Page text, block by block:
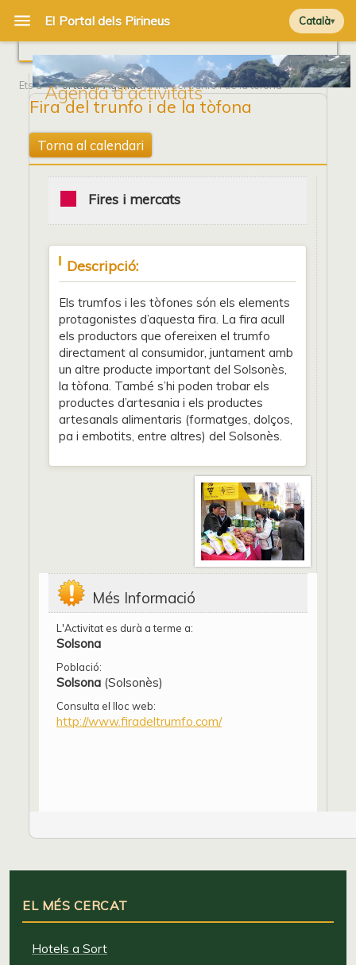
Català
Agenda d'activitats
Ets a Portada/Agenda/ Fira del trunfo i de la tòfona
Fira del trunfo i de la tòfona
Torna al calendari
Fires i mercats
Descripció:
Els trumfos i les tòfones són els elements
protagonistes d’aquesta fira. La fira acull
els productors que ofereixen el trumfo
directament al consumidor, juntament amb
un altre producte important del Solsonès,
la tòfona. També s’hi poden trobar els
productes d’artesania i els productes
artesanals alimentaris (formatges, dolços,
pa i embotits, entre altres) del Solsonès.
Més Informació
L'Activitat es durà a terme a:
Solsona
Població:
Solsona (Solsonès)
Consulta el lloc web:
http://www.firadeltrumfo.com/
EL MÉS CERCAT
Hotels a Sort